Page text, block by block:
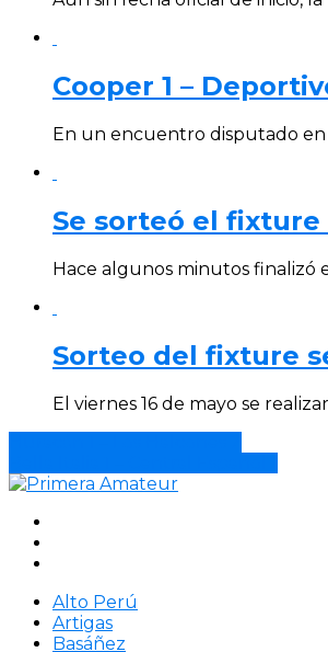
Cooper 1 –
En un encuentro disputado en
Se sorteó el
Hace algunos minutos finalizó
Sorteo del fixture
El viernes 16 de mayo se
Alto Perú
Artigas
Basáñez